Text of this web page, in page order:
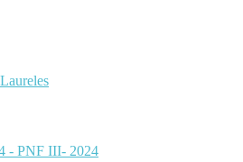
- PNF III- 2024